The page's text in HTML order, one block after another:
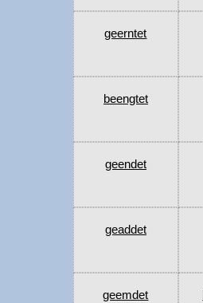
geerntet
beengtet
geendet
geaddet
geemdet